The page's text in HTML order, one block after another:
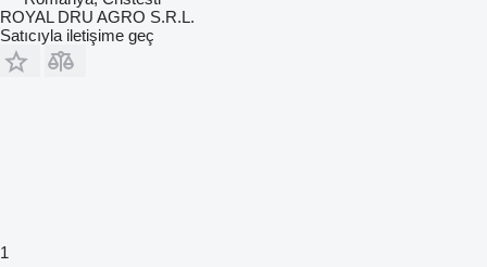
ROYAL DRU AGRO S.R.L.
Satıcıyla iletişime geç
1